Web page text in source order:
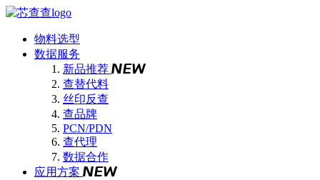
物料选型
数据服务
新品推荐
查替代料
丝印反查
查品牌
PCN/PDN
查代理
数据合作
应用方案